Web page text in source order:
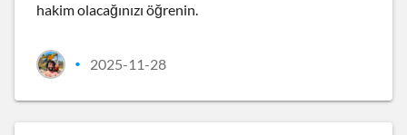
hakim olacağınızı öğrenin.
• 2025-11-28